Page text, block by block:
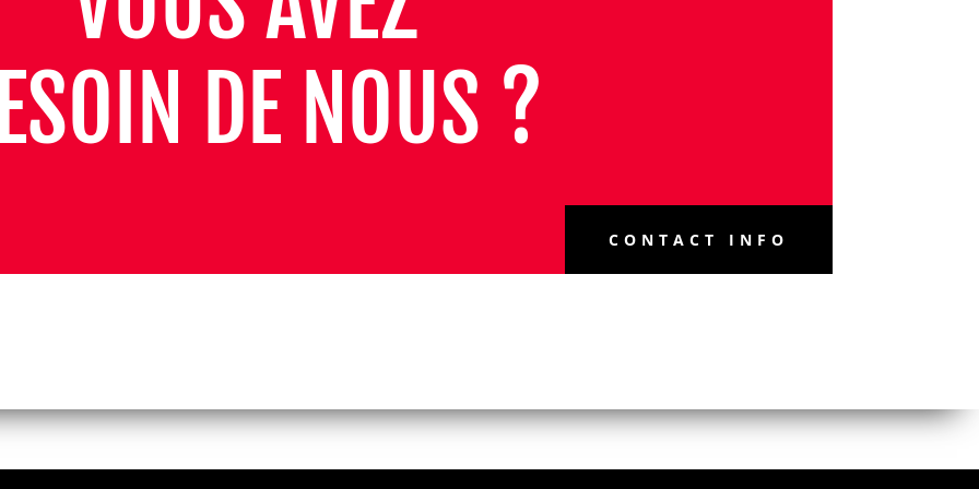
DE NOUS ?
CONTACT INFO